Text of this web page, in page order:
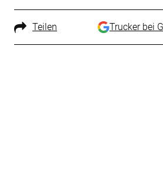
Teilen Trucker bei